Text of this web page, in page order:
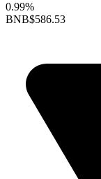
0.99%
BNB$586.53